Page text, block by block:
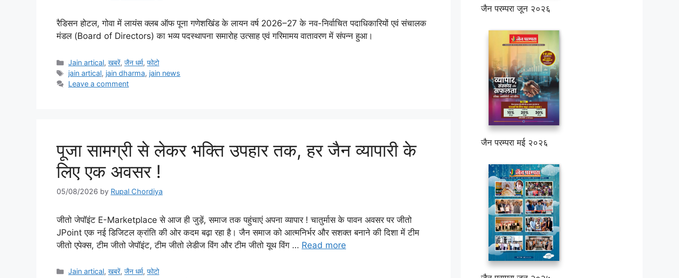
रैडिसन होटल, गोवा में लायंस क्लब ऑफ पूना गणेशखिंड के लायन वर्ष 2026–27 के नव-निर्वाचित पदाधिकारियों एवं संचालक
मंडल (Board of Directors) का भव्य पदस्थापना समारोह उत्साह एवं गरिमामय वातावरण में संपन्न हुआ।
Categories
Jain artical,खबरें,जैन धर्म,फोटो
Tags
jain artical, jain dharma, jain news
Leave a comment
पूजा सामग्री से लेकर भक्ति उपहार तक, हर जैन व्यापारी के
लिए एक अवसर !
05/08/2026 by Rupal Chordiya
जीतो जेपॉइंट E-Marketplace से आज ही जुड़ें, समाज तक पहुंचाएं अपना व्यापार ! चातुर्मास के पावन अवसर पर जीतो
JPoint एक नई डिजिटल क्रांति की ओर कदम बढ़ा रहा है। जैन समाज को आत्मनिर्भर और सशक्त बनाने की दिशा में टीम
जीतो एपेक्स, टीम जीतो जेपॉइंट, टीम जीतो लेडीज विंग और टीम जीतो यूथ विंग … Read more
Categories
Jain artical,खबरें,जैन धर्म,फोटो
जैन परम्परा जून २०२६
जैन परम्परा मई २०२६